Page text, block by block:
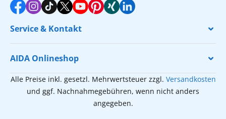
Service & Kontakt
AIDA Onlineshop
Alle Preise inkl. gesetzl. Mehrwertsteuer zzgl. Versandkosten
und ggf. Nachnahmegebühren, wenn nicht anders
angegeben.